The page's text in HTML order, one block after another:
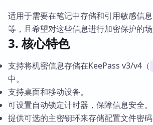
适用于需要在笔记中存储和引用敏感信
等，且希望对这些信息进行加密保护的场
3. 核心特色
支持将机密信息存储在KeePass v3/v4（
中。
支持桌面和移动设备。
可设置自动锁定计时器，保障信息安全。
提供可选的主密钥环来存储配置文件密码